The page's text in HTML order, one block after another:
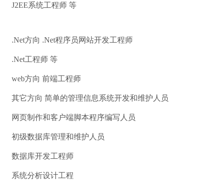
J2EE系统工程师 等
.Net方向 .Net程序员网站开发工程师
.Net工程师 等
web方向 前端工程师
其它方向 简单的管理信息系统开发和维护人员
网页制作和客户端脚本程序编写人员
初级数据库管理和维护人员
数据库开发工程师
系统分析设计工程